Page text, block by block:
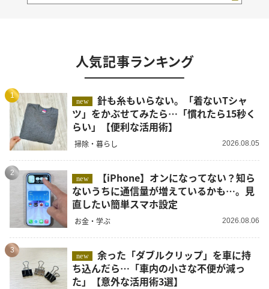
人気記事ランキング
1
new
針も糸もいらない。「着ないTシャ
ツ」をかぶせてみたら…「慣れたら15秒く
らい」【便利な活用術】
掃除・暮らし 2026.08.05
2
new
ないうちに通信量が増えているかも…。見
直したい簡単スマホ設定
お金・学ぶ 2026.08.06
3
new
余った「ダブルクリップ」を車に持
ち込んだら…「車内の小さな不便が減っ
た」【意外な活用術3選】